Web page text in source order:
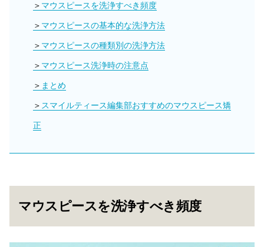
マウスピースを洗浄すべき頻度
マウスピースの基本的な洗浄方法
マウスピースの種類別の洗浄方法
マウスピース洗浄時の注意点
まとめ
スマイルティース編集部おすすめのマウスピース矯
正
マウスピースを洗浄すべき頻度